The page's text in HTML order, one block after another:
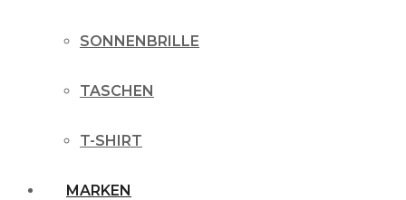
SONNENBRILLE
TASCHEN
T-SHIRT
MARKEN